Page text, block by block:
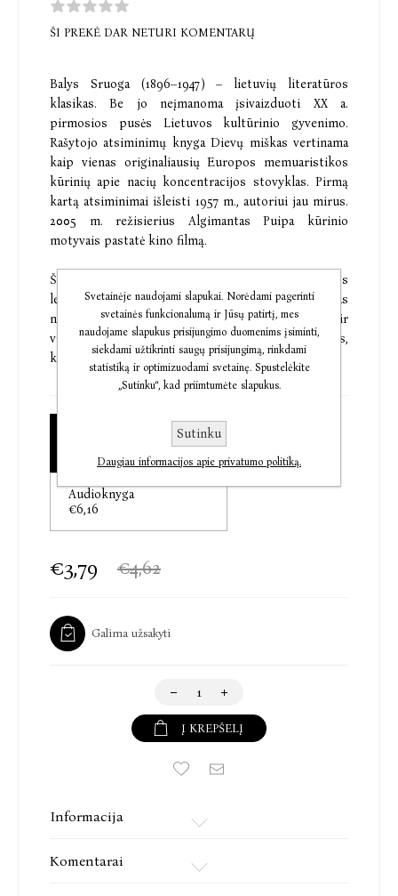
ŠI PREKĖ DAR NETURI KOMENTARŲ
Balys Sruoga (1896–1947) – lietuvių literatūros
klasikas. Be jo neįmanoma įsivaizduoti XX a.
pirmosios pusės Lietuvos kultūrinio gyvenimo.
Rašytojo atsiminimų knyga Dievų miškas vertinama
kaip vienas originaliausių Europos memuaristikos
kūrinių apie nacių koncentracijos stovyklas. Pirmą
kartą atsiminimai išleisti 1957 m., autoriui jau mirus.
2005 m. režisierius Algimantas Puipa kūrinio
motyvais pastatė kino filmą.
Ši knyga parengta pagal Lietuvos rašytojų sąjungos
leidyklos 2005 m. leidimą. Kūrinio tekstas
nekupiūruotas. Leidime palikta asmenvardžių ir
vietovardžių rašyba su šiokiais tokiais netikslumais,
kurių būta pirmame kūrinio rankraštyje.
Audioknyga
€6,16
€3,79 €4,62
Galima užsakyti
Į KREPŠELĮ
Informacija
Komentarai
Svetainėje naudojami slapukai. Norėdami pagerinti
svetainės funkcionalumą ir Jūsų patirtį, mes
naudojame slapukus prisijungimo duomenims įsiminti,
siekdami užtikrinti saugų prisijungimą, rinkdami
statistiką ir optimizuodami svetainę. Spustelėkite
„Sutinku“, kad priimtumėte slapukus.
Sutinku
Daugiau informacijos apie privatumo politiką.